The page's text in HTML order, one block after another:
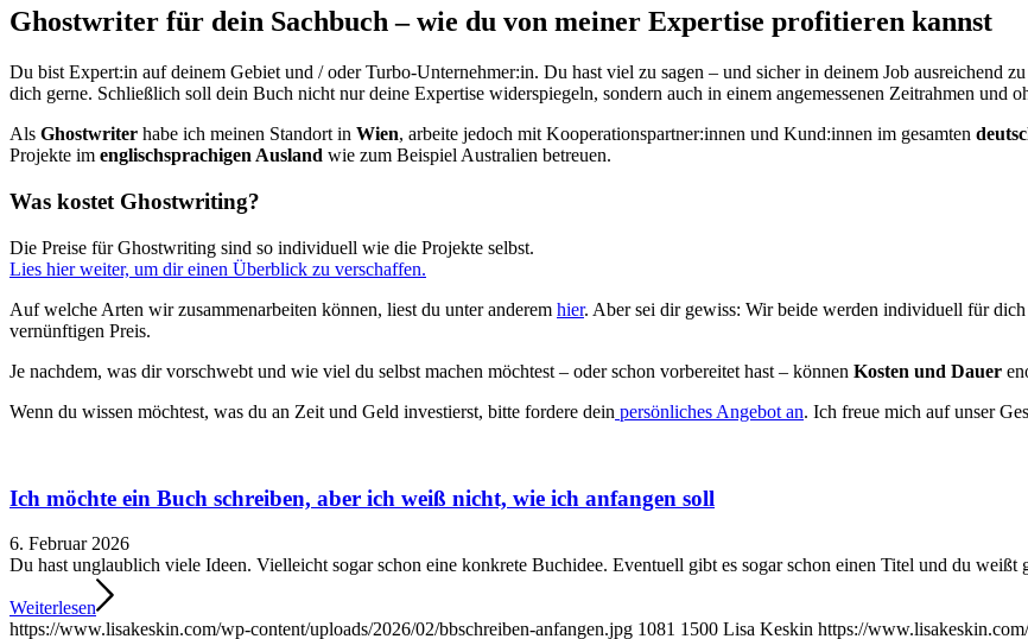
Ghostwriter für dein Sachbuch – wie du von meiner Expertise profitieren kannst
Du bist Expert:in auf deinem Gebiet und / oder Turbo-Unternehmer:in. Du hast viel zu sagen – und sicher in deinem Job ausreichend
dich gerne. Schließlich soll dein Buch nicht nur deine Expertise widerspiegeln, sondern auch in einem angemessenen Zeitrahmen und
Als Ghostwriter habe ich meinen Standort in Wien, arbeite jedoch mit Kooperationspartner:innen und Kund:innen im gesamten
Projekte im englischsprachigen Ausland wie zum Beispiel Australien betreuen.
Was kostet Ghostwriting?
Die Preise für Ghostwriting sind so individuell wie die Projekte selbst.
Lies hier weiter, um dir einen Überblick zu verschaffen.
Auf welche Arten wir zusammenarbeiten können, liest du unter anderem hier. Aber sei dir gewiss: Wir beide werden individuell für
vernünftigen Preis.
Je nachdem, was dir vorschwebt und wie viel du selbst machen möchtest – oder schon vorbereitet hast – können Kosten und Dauer
Wenn du wissen möchtest, was du an Zeit und Geld investierst, bitte fordere dein persönliches Angebot an. Ich freue mich auf unser
Ich möchte ein Buch schreiben, aber ich weiß nicht, wie ich anfangen soll
6. Februar 2026
Du hast unglaublich viele Ideen. Vielleicht sogar schon eine konkrete Buchidee. Eventuell gibt es sogar schon einen Titel und du
Weiterlesen
https://www.lisakeskin.com/wp-content/uploads/2026/02/bbschreiben-anfangen.jpg 1081 1500 Lisa Keskin https://